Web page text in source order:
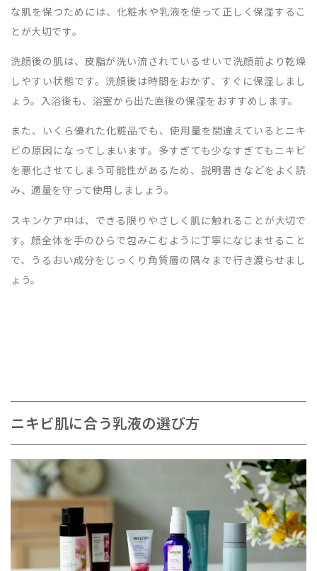
な肌を保つためには、化粧水や乳液を使って正しく保湿するこ
とが大切です。
洗顔後の肌は、皮脂が洗い流されているせいで洗顔前より乾燥
しやすい状態です。洗顔後は時間をおかず、すぐに保湿しまし
ょう。入浴後も、浴室から出た直後の保湿をおすすめします。
また、いくら優れた化粧品でも、使用量を間違えているとニキ
ビの原因になってしまいます。多すぎても少なすぎてもニキビ
を悪化させてしまう可能性があるため、説明書きなどをよく読
み、適量を守って使用しましょう。
スキンケア中は、できる限りやさしく肌に触れることが大切で
す。顔全体を手のひらで包みこむように丁寧になじませること
で、うるおい成分をじっくり角質層の隅々まで行き渡らせまし
ょう。
ニキビ肌に合う乳液の選び方